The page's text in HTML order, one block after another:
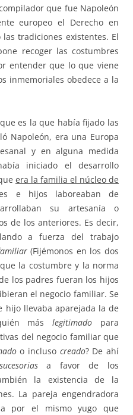
que fue Napoleón
europeo el Derecho en
tradiciones existentes. El
recoger las costumbres
entender que lo que viene
inmemoriales obedece a la
es la que había fijado las
Napoleón, era una Europa
y en alguna medida
iniciado el desarrollo
era la familia el núcleo de
e hijos laboreaban de
su artesanía o
de los anteriores. Es decir,
a fuerza del trabajo
(Fijémonos en los dos
la costumbre y la norma
los padres fueran los hijos
el negocio familiar. Se
hijo llevaba aparejada la de
máslegitimado para
del negocio familiar que
o incluso creado? De ahí
a favor de los
la existencia de la
La pareja engendradora
por el mismo yugo que